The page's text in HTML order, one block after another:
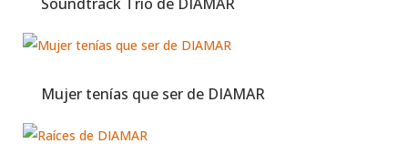
Mujer tenías que ser de DIAMAR